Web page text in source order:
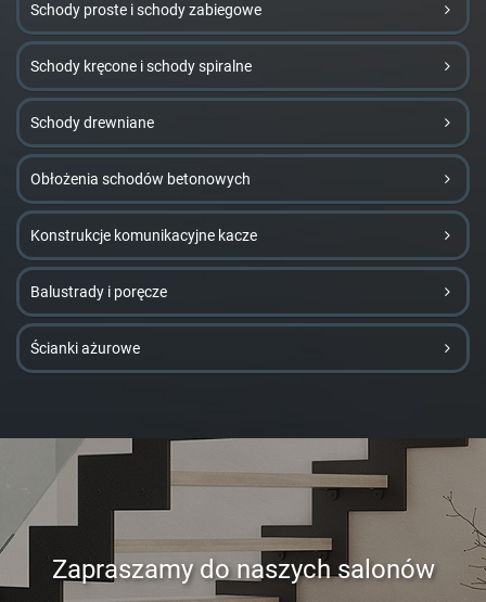
Schody proste i schody zabiegowe
Schody kręcone i schody spiralne
Schody drewniane
Obłożenia schodów betonowych
Konstrukcje komunikacyjne kacze
Balustrady i poręcze
Ścianki ażurowe
Zapraszamy do naszych salonów